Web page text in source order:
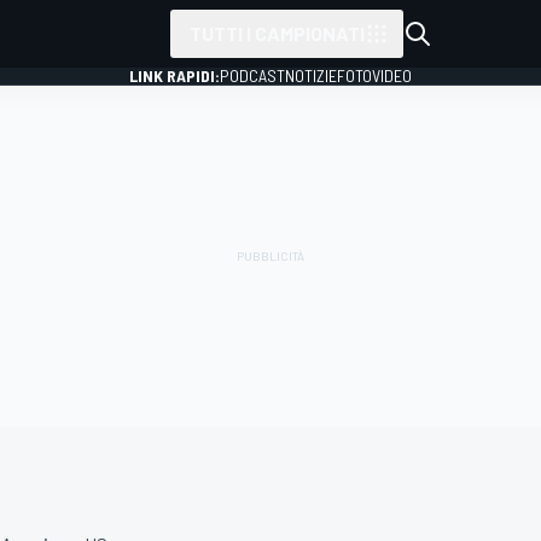
LINK RAPIDI:PODCASTNOTIZIEFOTOVIDEO